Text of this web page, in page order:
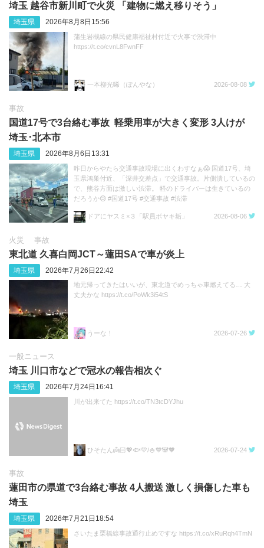
埼玉 越谷市新川町で火災 「建物に燃え移りそう」
埼玉県 2026年8月8日15:56
蒲生岩槻線の県民健康福祉村付近で火事で渋滞中
https://t.co/cvnL8FwnFF
一本柳光唏（ぽんやな） 2026-08-08
事故
国道17号で3台絡む事故 軽乗用車が大きく変形 3人けが
埼玉･北本市
埼玉県 2026年8月6日13:31
昨日からやたら交通事故現場に出くわすなぁ😱 国道17号、埼
玉県鴻巣付近、「深井交差点」で交通事故。片側潰しているの
で、熊谷方面は激しい渋滞。 軽のドライバーは生きているの
だろうか😓 #国道17号 #交通事故 #渋滞
ドアにヤスミ×３「駅員ボヤキ垢」
2026-08-06
火災 事故
東北道 久喜白岡JCT～蓮田SAで車が炎上
埼玉県 2026年7月26日22:42
地元帰ってきたはいいが、東北道でめっちゃ車燃えてる… 大
丈夫かな https://t.co/PoWk3i54tS
うーな！ 2026-07-26
一般ニュース
埼玉 川口市などで冠水の報告相次ぐ
埼玉県 2026年7月24日16:41
川が出来てた https://t.co/TN3tcDYJhu
ひそたん👼🏻💖🐟️💛/🍚💙🐼🧡 2026-07-24
事故
蓮田市の県道で3台絡む事故 4人搬送 激しく損傷した車も
埼玉
埼玉県 2026年7月21日18:54
さいたま栗橋線事故通行止めですな https://t.co/xRuRqh4TmN